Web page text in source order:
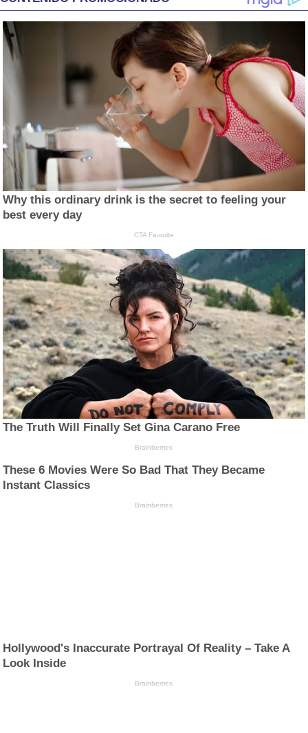
Why this ordinary drink is the secret to feeling your
best every day
CTA Favorite
The Truth Will Finally Set Gina Carano Free
Brainberries
These 6 Movies Were So Bad That They Became
Instant Classics
Brainberries
Hollywood's Inaccurate Portrayal Of Reality – Take A
Look Inside
Brainberries